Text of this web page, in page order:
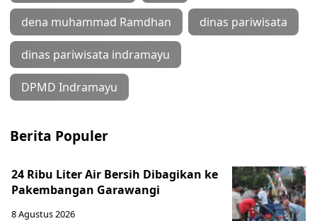
dena muhammad Ramdhan dinas pariwisata
dinas pariwisata indramayu
DPMD Indramayu
Berita Populer
24 Ribu Liter Air Bersih Dibagikan ke
Pakembangan Garawangi
8 Agustus 2026